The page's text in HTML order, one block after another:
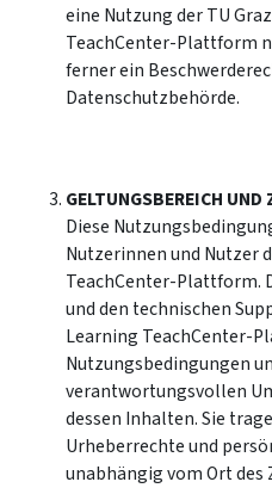
eine Nutzung der TU
TeachCenter-Plattform
ferner ein
Datenschutzbehörde.
GELTUNGSBEREICH
Diese
Nutzerinnen und Nutzer
TeachCenter-Plattform.
und den technischen
Learning TeachCenter-
Nutzungsbedingungen
verantwortungsvollen
dessen Inhalten. Sie
Urheberrechte und
unabhängig vom Ort des